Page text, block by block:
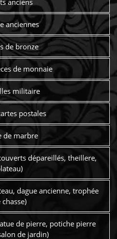
anciennes
de bronze
de monnaie
militaire
postales
de marbre
dépareillés, theillere,
dague ancienne, trophée
chasse)
de pierre, potiche pierre
de jardin)